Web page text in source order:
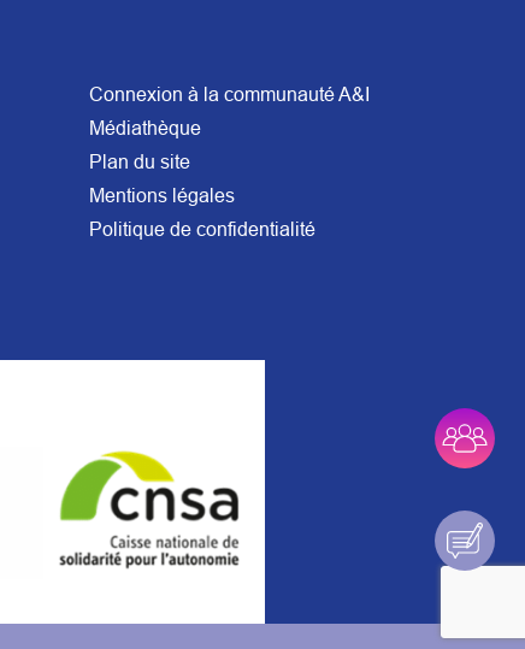
Connexion à la communauté A&I
Médiathèque
Plan du site
Mentions légales
Politique de confidentialité